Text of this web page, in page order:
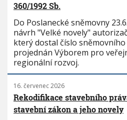
360/1992 Sb.
Do Poslanecké sněmovny
návrh "Velké novely"
který dostal číslo sněmovního
projednán Výborem pro
regionální rozvoj.
16. červenec 2026
Rekodifikace stavebního
stavební zákon a jeho novely